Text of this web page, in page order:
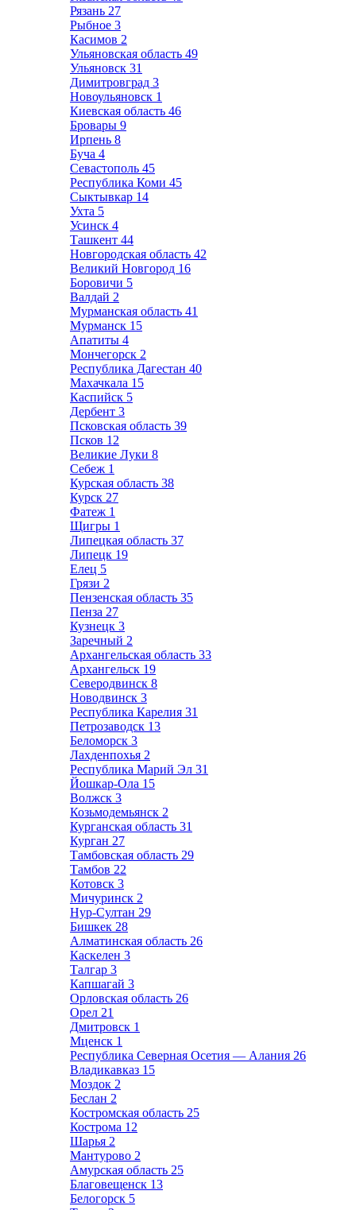
Рязань 27
Рыбное 3
Касимов 2
Ульяновская область 49
Ульяновск 31
Димитровград 3
Новоульяновск 1
Киевская область 46
Бровары 9
Ирпень 8
Буча 4
Севастополь 45
Республика Коми 45
Сыктывкар 14
Ухта 5
Усинск 4
Ташкент 44
Новгородская область 42
Великий Новгород 16
Боровичи 5
Валдай 2
Мурманская область 41
Мурманск 15
Апатиты 4
Мончегорск 2
Республика Дагестан 40
Махачкала 15
Каспийск 5
Дербент 3
Псковская область 39
Псков 12
Великие Луки 8
Себеж 1
Курская область 38
Курск 27
Фатеж 1
Щигры 1
Липецкая область 37
Липецк 19
Елец 5
Грязи 2
Пензенская область 35
Пенза 27
Кузнецк 3
Заречный 2
Архангельская область 33
Архангельск 19
Северодвинск 8
Новодвинск 3
Республика Карелия 31
Петрозаводск 13
Беломорск 3
Лахденпохья 2
Республика Марий Эл 31
Йошкар-Ола 15
Волжск 3
Козьмодемьянск 2
Курганская область 31
Курган 27
Тамбовская область 29
Тамбов 22
Котовск 3
Мичуринск 2
Нур-Султан 29
Бишкек 28
Алматинская область 26
Каскелен 3
Талгар 3
Капшагай 3
Орловская область 26
Орел 21
Дмитровск 1
Мценск 1
Республика Северная Осетия — Алания 26
Владикавказ 15
Моздок 2
Беслан 2
Костромская область 25
Кострома 12
Шарья 2
Мантурово 2
Амурская область 25
Благовещенск 13
Белогорск 5